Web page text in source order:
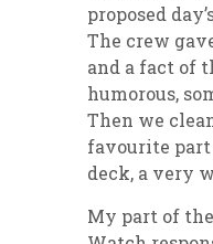
proposed
The crew
and a fact of
humorous,
Then we
favourite part
deck, a very
My part of